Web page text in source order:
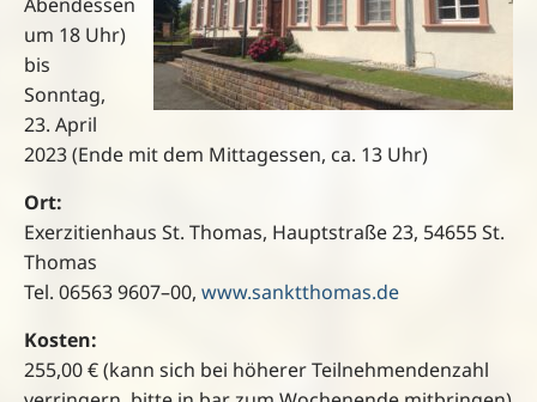
um 18 Uhr)
bis
Sonntag,
23. April
2023(Ende mit dem Mittagessen, ca. 13 Uhr)
Ort:
Exerzitienhaus St. Thomas, Hauptstraße 23, 54655 St.
Thomas
Tel. 06563 9607–00, www.sanktthomas.de
Kosten:
255,00 €(kann sich bei höherer Teilnehmendenzahl